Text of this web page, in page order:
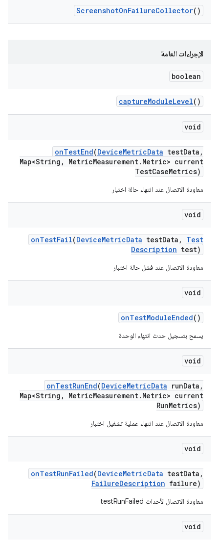
ScreenshotOnFailureCollector()
الإجراءات العامة
boolean
captureModuleLevel()
void
onTestEnd(DeviceMetricData testData ,
Map<String , MetricMeasurement. Metric> current
TestCaseMetrics)
معاودة الاتصال عند انتهاء حالة اختبار
void
onTestFail(DeviceMetricData testData ,
Test
Description test)
معاودة الاتصال عند فشل حالة اختبار
void
onTestModuleEnded()
يسمح بتسجيل حدث انتهاء الوحدة
void
onTestRunEnd(DeviceMetricData runData ,
Map<String , MetricMeasurement. Metric> current
RunMetrics)
معاودة الاتصال عند انتهاء عملية تشغيل اختبار
void
onTestRunFailed(DeviceMetricData testData ,
FailureDescription failure)
معاودة الاتصال لأحداث testRunFailed
void